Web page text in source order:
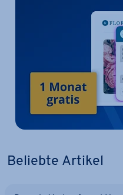
Beliebte Artikel